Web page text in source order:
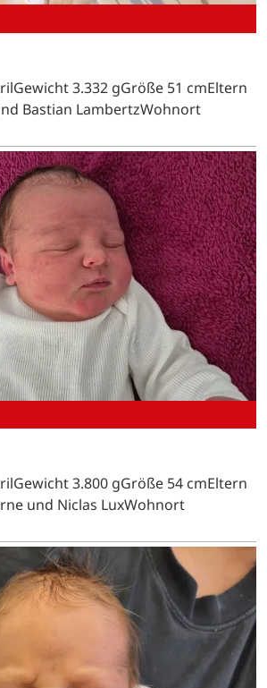
3.332 gGröße 51 cmEltern
Bastian LambertzWohnort
3.800 gGröße 54 cmEltern
und Niclas LuxWohnort